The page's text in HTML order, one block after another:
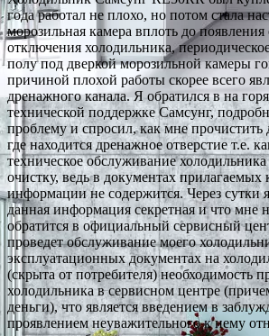
года работал не плохо, но потом стала
морозильная камера вплоть до
отключения холодильника,
полу под дверкой морозильной камеры
причиной плохой работы скорее всего
дренажного канала. Я обратился в на
технической поддержке Самсунг,
проблему и спросил, как мне
где находится дренажное отверстие т.е.
техническое обслуживание
очистку, ведь в документах
информации не содержится. Через сутки
данная информация секретная и что мне
обратится в официальный сервисный
проведет обслуживание моего
эксплуатационных документах на
(скрыта от потребителя) необходимость
холодильника в сервисном центре
деньги), что является введением в
проявлением неуважительного к нему